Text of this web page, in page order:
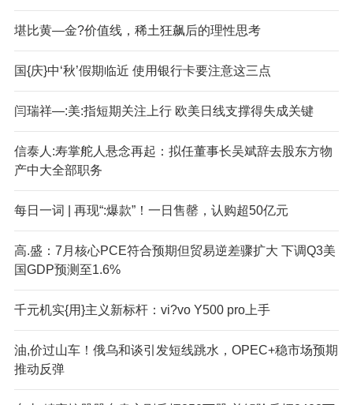
堪比黄—金?价值线，稀土狂飙后的理性思考
国{庆}中‘秋’假期临近 使用银行卡要注意这三点
闫瑞祥—:美:指短期关注上行 欧美日线支撑得失成关键
信泰人:寿掌舵人悬念再起：拟任董事长吴斌辞去股东方物
产中大全部职务
每日一词 | 再现“:爆款”！一日售罄，认购超50亿元
高.盛：7月核心PCE符合预期但贸易逆差骤扩大 下调Q3美
国GDP预测至1.6%
千元机实{用}主义新标杆：vi?vo Y500 pro上手
油,价过山车！俄乌和谈引发短线跳水，OPEC+稳市场预期
推动反弹